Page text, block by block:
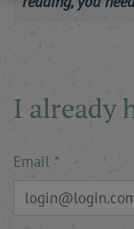
I already
Email